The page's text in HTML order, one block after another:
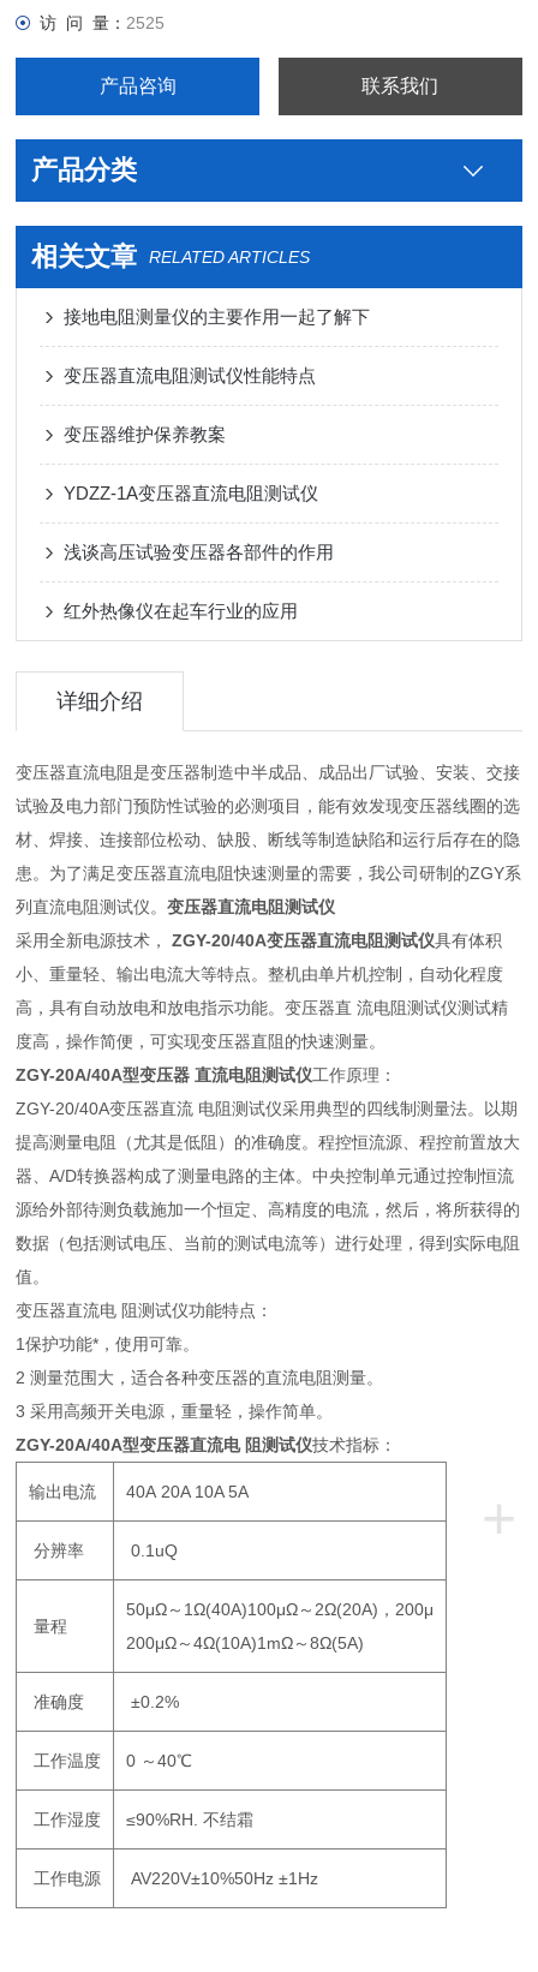
访 问 量： 2525
产品咨询 联系我们
产品分类
相关文章 RELATED ARTICLES
接地电阻测量仪的主要作用一起了解下
变压器直流电阻测试仪性能特点
变压器维护保养教案
YDZZ-1A变压器直流电阻测试仪
浅谈高压试验变压器各部件的作用
红外热像仪在起车行业的应用
详细介绍
变压器直流电阻是变压器制造中半成品、成品出厂试验、安装、交接
试验及电力部门预防性试验的必测项目，能有效发现变压器线圈的选
材、焊接、连接部位松动、缺股、断线等制造缺陷和运行后存在的隐
患。为了满足变压器直流电阻快速测量的需要，我公司研制的ZGY系
列直流电阻测试仪。变压器直流电阻测试仪
采用全新电源技术，ZGY-20/40A变压器直流电阻测试仪具有体积
小、重量轻、输出电流大等特点。整机由单片机控制，自动化程度
高，具有自动放电和放电指示功能。变压器直 流电阻测试仪测试精
度高，操作简便，可实现变压器直阻的快速测量。
ZGY-20A/40A型变压器 直流电阻测试仪工作原理：
ZGY-20/40A变压器直流 电阻测试仪采用典型的四线制测量法。以期
提高测量电阻（尤其是低阻）的准确度。程控恒流源、程控前置放大
器、A/D转换器构成了测量电路的主体。中央控制单元通过控制恒流
源给外部待测负载施加一个恒定、高精度的电流，然后，将所获得的
数据（包括测试电压、当前的测试电流等）进行处理，得到实际电阻
值。
变压器直流电 阻测试仪功能特点：
1保护功能*，使用可靠。
2 测量范围大，适合各种变压器的直流电阻测量。
3 采用高频开关电源，重量轻，操作简单。
ZGY-20A/40A型变压器直流电 阻测试仪技术指标：
+
输出电流 40A 20A 10A 5A
分辨率 0.1uQ
量程
50μΩ～1Ω(40A)100μΩ～2Ω(20A)，200μ
200μΩ～4Ω(10A)1mΩ～8Ω(5A)
准确度 ±0.2%
工作温度 0 ～40℃
工作湿度 ≤90%RH. 不结霜
工作电源 AV220V±10%50Hz ±1Hz